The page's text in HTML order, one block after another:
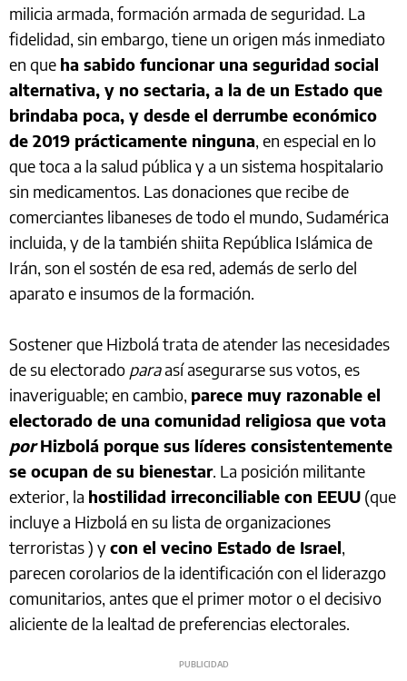
milicia armada, formación armada de seguridad. La
fidelidad, sin embargo, tiene un origen más inmediato
en que ha sabido funcionar una seguridad social
alternativa, y no sectaria, a la de un Estado que
brindaba poca, y desde el derrumbe económico
de 2019 prácticamente ninguna, en especial en lo
que toca a la salud pública y a un sistema hospitalario
sin medicamentos. Las donaciones que recibe de
comerciantes libaneses de todo el mundo, Sudamérica
incluida, y de la también shiita República Islámica de
Irán, son el sostén de esa red, además de serlo del
aparato e insumos de la formación.
Sostener que Hizbolá trata de atender las necesidades
de su electorado paraasí asegurarse sus votos, es
inaveriguable; en cambio, parece muy razonable el
electorado de una comunidad religiosa que vota
porHizbolá porque sus líderes consistentemente
se ocupan de su bienestar. La posición militante
exterior, la hostilidad irreconciliable con EEUU (que
incluye a Hizbolá en su lista de organizaciones
terroristas ) ycon el vecino Estado de Israel,
parecen corolarios de la identificación con el liderazgo
comunitarios, antes que el primer motor o el decisivo
aliciente de la lealtad de preferencias electorales.